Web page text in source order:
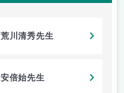
荒川清秀先生
安倍始先生